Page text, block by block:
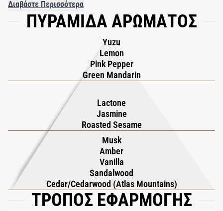
ταυτόχρονα λαχταριστό και εκλεπτυσμένο.
Διαβάστε Περισσότερα
ΠΥΡΑΜΙΔΑ ΑΡΩΜΑΤΟΣ
Yuzu
Lemon
Pink Pepper
Green Mandarin
Lactone
Jasmine
Roasted Sesame
Musk
Amber
Vanilla
Sandalwood
Cedar/Cedarwood (Atlas Mountains)
ΤΡΟΠΟΣ ΕΦΑΡΜΟΓΗΣ